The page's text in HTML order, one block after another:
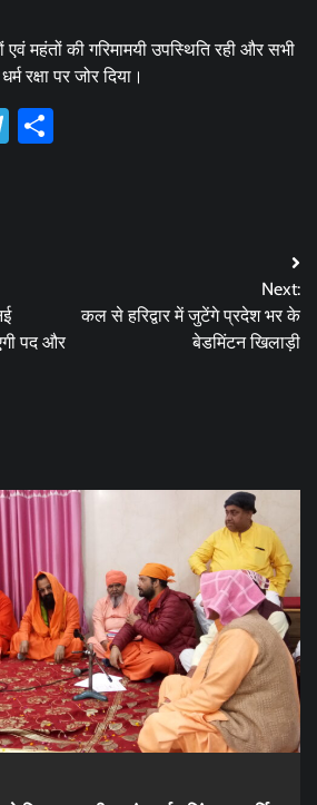
महंतों की गरिमामयी उपस्थिति रही और सभी
रक्षा पर जोर दिया।
Telegram
पद और
Next:
कल से हरिद्वार में जुटेंगे प्रदेश भर के
बेडमिंटन खिलाड़ी